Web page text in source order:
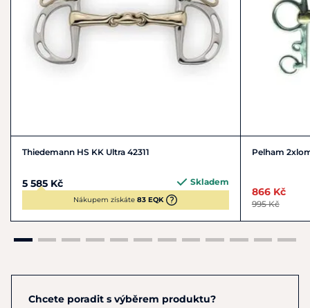
Thiedemann HS KK Ultra 42311
5 585 Kč Skladem
Nákupem získáte83 EQK
Pelham
866 Kč
995 Kč
Chcete poradit s výběrem produktu?